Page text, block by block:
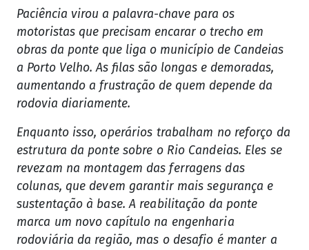
Paciência virou a palavra-chave para os
motoristas que precisam encarar o trecho em
obras da ponte que liga o município de Candeias
a Porto Velho. As filas são longas e demoradas,
aumentando a frustração de quem depende da
rodovia diariamente.
Enquanto isso, operários trabalham no reforço da
estrutura da ponte sobre o Rio Candeias. Eles se
revezam na montagem das ferragens das
colunas, que devem garantir mais segurança e
sustentação à base. A reabilitação da ponte
marca um novo capítulo na engenharia
rodoviária da região, mas o desafio é manter a